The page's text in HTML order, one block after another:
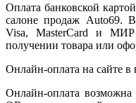
Оплата банковской
салоне продаж Auto69.
Visa, MasterCard и МИР
получении товара или
Онлайн-оплата на сайте в
Онлайн-оплата возможна